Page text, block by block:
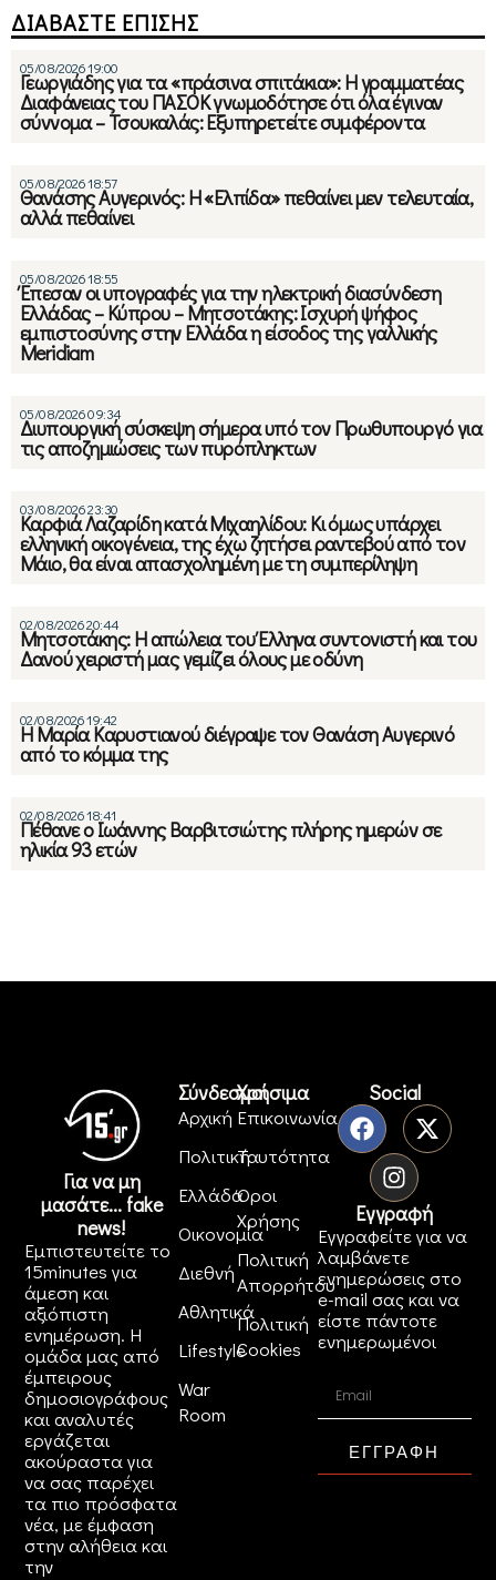
ΔΙΑΒΑΣΤΕ ΕΠΙΣΗΣ
05/08/2026 19:00
Γεωργιάδης για τα «πράσινα σπιτάκια»: Η γραμματέας
Διαφάνειας του ΠΑΣΟΚ γνωμοδότησε ότι όλα έγιναν
σύννομα – Τσουκαλάς: Εξυπηρετείτε συμφέροντα
05/08/2026 18:57
Θανάσης Αυγερινός: Η «Ελπίδα» πεθαίνει μεν τελευταία,
αλλά πεθαίνει
05/08/2026 18:55
Έπεσαν οι υπογραφές για την ηλεκτρική διασύνδεση
Ελλάδας – Κύπρου – Μητσοτάκης: Ισχυρή ψήφος
εμπιστοσύνης στην Ελλάδα η είσοδος της γαλλικής
Meridiam
05/08/2026 09:34
Διυπουργική σύσκεψη σήμερα υπό τον Πρωθυπουργό για
τις αποζημιώσεις των πυρόπληκτων
03/08/2026 23:30
Καρφιά Λαζαρίδη κατά Μιχαηλίδου: Κι όμως υπάρχει
ελληνική οικογένεια, της έχω ζητήσει ραντεβού από τον
Μάιο, θα είναι απασχολημένη με τη συμπερίληψη
02/08/2026 20:44
Μητσοτάκης: Η απώλεια του Έλληνα συντονιστή και του
Δανού χειριστή μας γεμίζει όλους με οδύνη
02/08/2026 19:42
Η Μαρία Καρυστιανού διέγραψε τον Θανάση Αυγερινό
από το κόμμα της
02/08/2026 18:41
Πέθανε ο Ιωάννης Βαρβιτσιώτης πλήρης ημερών σε
ηλικία 93 ετών
Για να μη
μασάτε... fake
news!
Εμπιστευτείτε το
15minutes για
άμεση και
αξιόπιστη
ενημέρωση. Η
ομάδα μας από
έμπειρους
δημοσιογράφους
και αναλυτές
εργάζεται
ακούραστα για
να σας παρέχει
τα πιο πρόσφατα
νέα, με έμφαση
στην αλήθεια και
την
Σύνδεσμοι
Αρχική
Πολιτική
Ελλάδα
Οικονομία
Διεθνή
Αθλητικά
Lifestyle
War
Room
Χρήσιμα
Επικοινωνία
Ταυτότητα
Όροι
Χρήσης
Πολιτική
Απορρήτου
Πολιτική
Cookies
Social
Εγγραφή
Εγγραφείτε για να
λαμβάνετε
ενημερώσεις στο
e-mail σας και να
είστε πάντοτε
ενημερωμένοι
ΕΓΓΡΑΦΗ